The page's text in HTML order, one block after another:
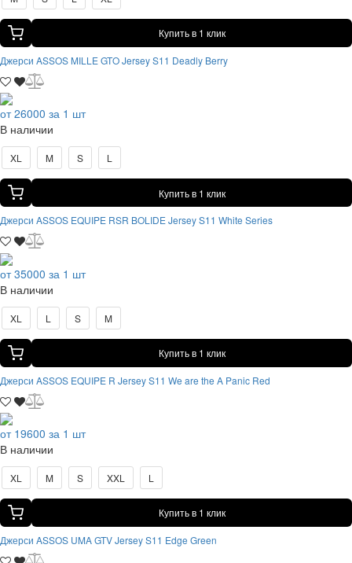
Купить в 1 клик
Джерси ASSOS MILLE GTO Jersey S11 Deadly Berry
от 26000 за 1 шт
В наличии
XL M S L
Купить в 1 клик
Джерси ASSOS EQUIPE RSR BOLIDE Jersey S11 White Series
от 35000 за 1 шт
В наличии
XL L S M
Купить в 1 клик
Джерси ASSOS EQUIPE R Jersey S11 We are the A Panic Red
от 19600 за 1 шт
В наличии
XL M S XXL L
Купить в 1 клик
Джерси ASSOS UMA GTV Jersey S11 Edge Green